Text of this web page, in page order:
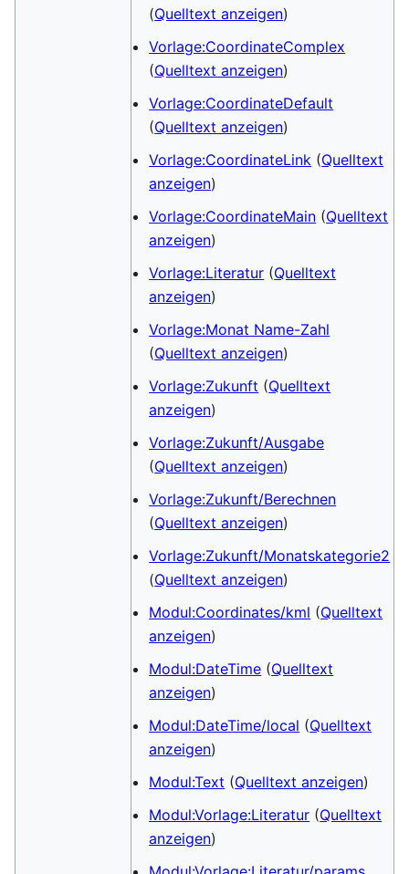
(Quelltext anzeigen)
Vorlage:CoordinateComplex
(Quelltext anzeigen)
Vorlage:CoordinateDefault
(Quelltext anzeigen)
Vorlage:CoordinateLink (Quelltext
anzeigen)
Vorlage:CoordinateMain (Quelltext
anzeigen)
Vorlage:Literatur (Quelltext
anzeigen)
Vorlage:Monat Name-Zahl
(Quelltext anzeigen)
Vorlage:Zukunft (Quelltext
anzeigen)
Vorlage:Zukunft/Ausgabe
(Quelltext anzeigen)
Vorlage:Zukunft/Berechnen
(Quelltext anzeigen)
Vorlage:Zukunft/Monatskategorie2
(Quelltext anzeigen)
Modul:Coordinates/kml (Quelltext
anzeigen)
Modul:DateTime (Quelltext
anzeigen)
Modul:DateTime/local (Quelltext
anzeigen)
Modul:Text (Quelltext anzeigen)
Modul:Vorlage:Literatur (Quelltext
anzeigen)